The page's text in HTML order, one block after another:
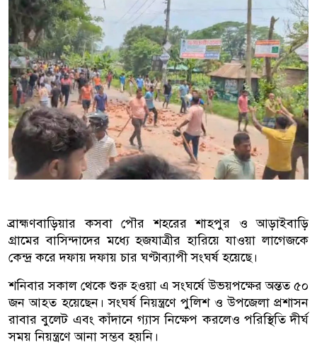
ব্রাহ্মণবাড়িয়ার কসবা পৌর শহরের শাহপুর ও আড়াইবাড়ি
গ্রামের বাসিন্দাদের মধ্যে হজযাত্রীর হারিয়ে যাওয়া লাগেজকে
কেন্দ্র করে দফায় দফায় চার ঘণ্টাব্যাপী সংঘর্ষ হয়েছে।
শনিবার সকাল থেকে শুরু হওয়া এ সংঘর্ষে উভয়পক্ষের অন্তত ৫০
জন আহত হয়েছেন। সংঘর্ষ নিয়ন্ত্রণে পুলিশ ও উপজেলা প্রশাসন
রাবার বুলেট এবং কাঁদানে গ্যাস নিক্ষেপ করলেও পরিস্থিতি দীর্ঘ
সময় নিয়ন্ত্রণে আনা সম্ভব হয়নি।